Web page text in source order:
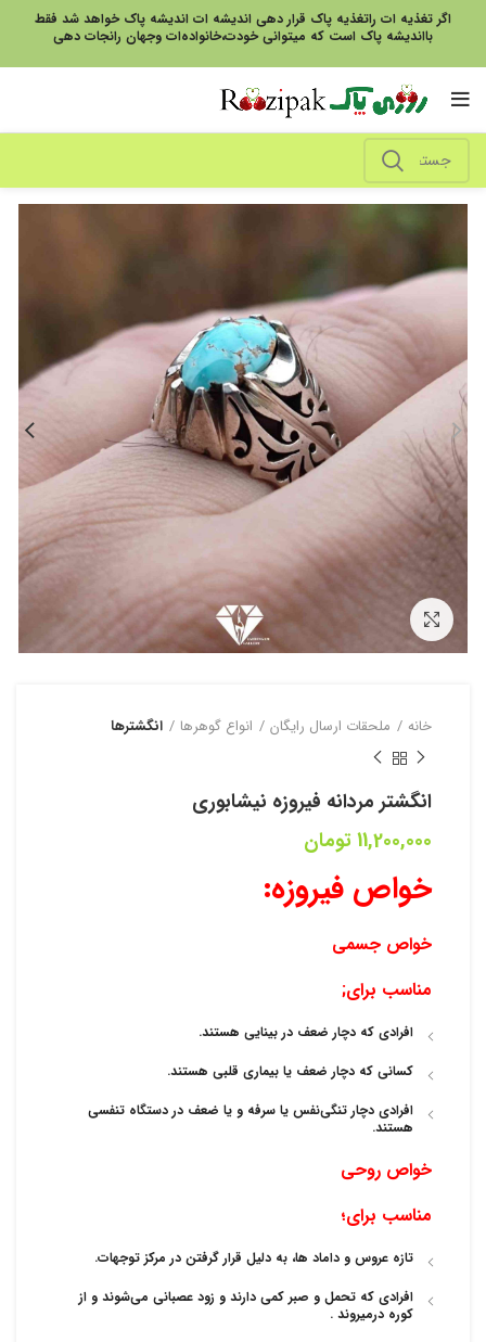
اگر تغذیه ات راتغذیه پاک قرار دهی اندیشه ات اندیشه پاک خواهد شد فقط
بااندیشه پاک است که میتوانی خودت،خانواده‌ات وجهان رانجات دهی
بزرگنمایی تصویر
خانه ملحقات ارسال رایگان انواع گوهرها انگشترها
انگشتر مردانه فیروزه نیشابوری
11,200,000تومان
خواص فیروزه:
خواص جسمی
مناسب برای;
افرادی که دچار ضعف در بینایی هستند.
کسانی که دچار ضعف یا بیماری قلبی هستند.
افرادی دچار تنگی‌نفس یا سرفه و یا ضعف در دستگاه تنفسی
هستند.
خواص روحی
مناسب برای؛
تازه عروس‌ و داماد ها، به دلیل قرار گرفتن در مرکز توجهات.
افرادی که تحمل و صبر کمی دارند و زود عصبانی می‌شوند و از
کوره درمیروند .